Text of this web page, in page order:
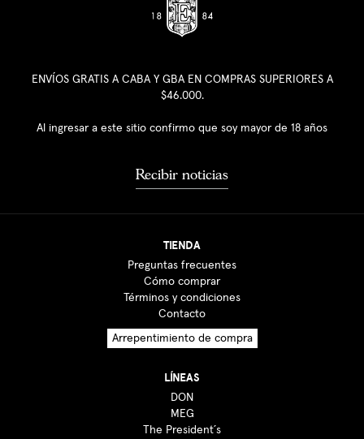
ENVÍOS GRATIS A CABA Y GBA EN COMPRAS SUPERIORES A
$46.000.
Al ingresar a este sitio confirmo que soy mayor de 18 años
Recibir noticias
TIENDA
Preguntas frecuentes
Cómo comprar
Términos y condiciones
Contacto
Arrepentimiento de compra
LÍNEAS
DON
MEG
The President´s